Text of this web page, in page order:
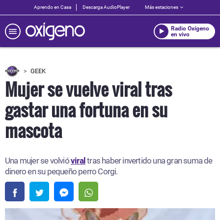
Aprendo en Casa Descarga AudioPlayer Más estaciones
Radio Oxígeno
en vivo
GEEK
Mujer se vuelve viral tras
gastar una fortuna en su
mascota
Una mujer se volvióviral tras haber invertido una gran suma de
dinero en su pequeño perro Corgi.